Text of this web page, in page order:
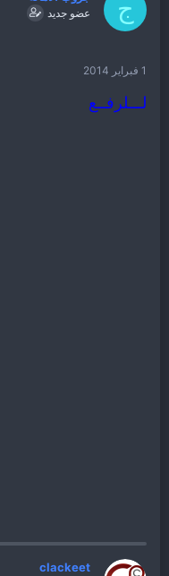
ج عضو جديد
1 فبراير 2014
لـــلرفــع
clackeet